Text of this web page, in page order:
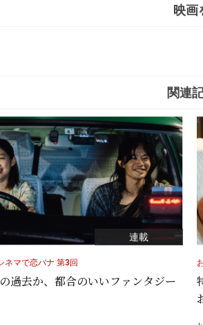
映画
関連
連載
ネマで恋バナ 第3回
過去か、都合のいいファンタジー